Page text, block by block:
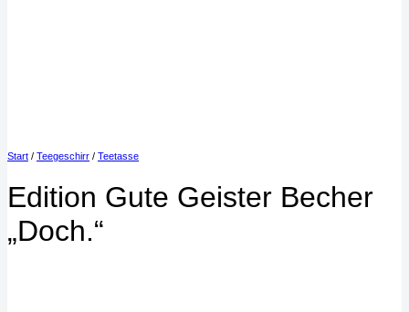
Start / Teegeschirr / Teetasse
Edition Gute Geister Becher
„Doch.“